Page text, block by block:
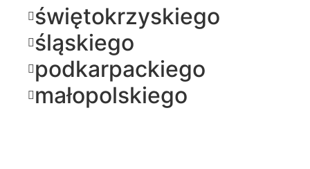
świętokrzyskiego
śląskiego
podkarpackiego
małopolskiego